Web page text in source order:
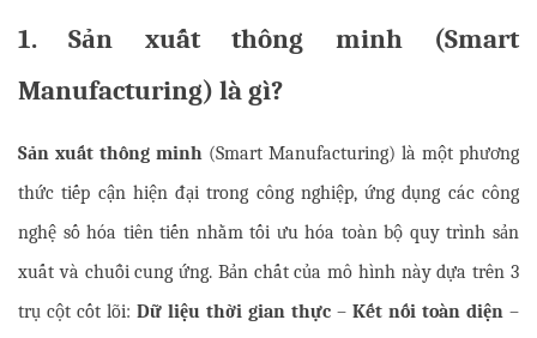
1. Sản xuất thông minh (Smart
Manufacturing) là gì?
Sản xuất thông minh (Smart Manufacturing) là một phương
thức tiếp cận hiện đại trong công nghiệp, ứng dụng các công
nghệ số hóa tiên tiến nhằm tối ưu hóa toàn bộ quy trình sản
xuất và chuỗi cung ứng. Bản chất của mô hình này dựa trên 3
trụ cột cốt lõi: Dữ liệu thời gian thực – Kết nối toàn diện